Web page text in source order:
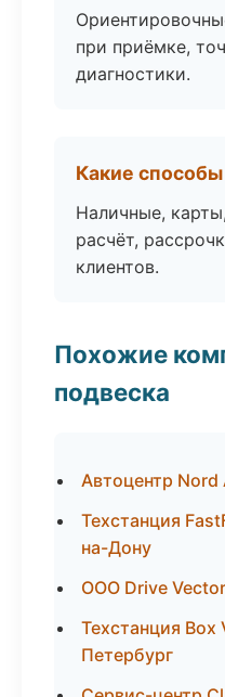
при приёмке,
диагностики.
Какие
Наличные,
расчёт,
клиентов.
Похожие
подвеска
Автоцентр
Техстанция
на-Дону
ООО Drive
Техстанция
Петербург